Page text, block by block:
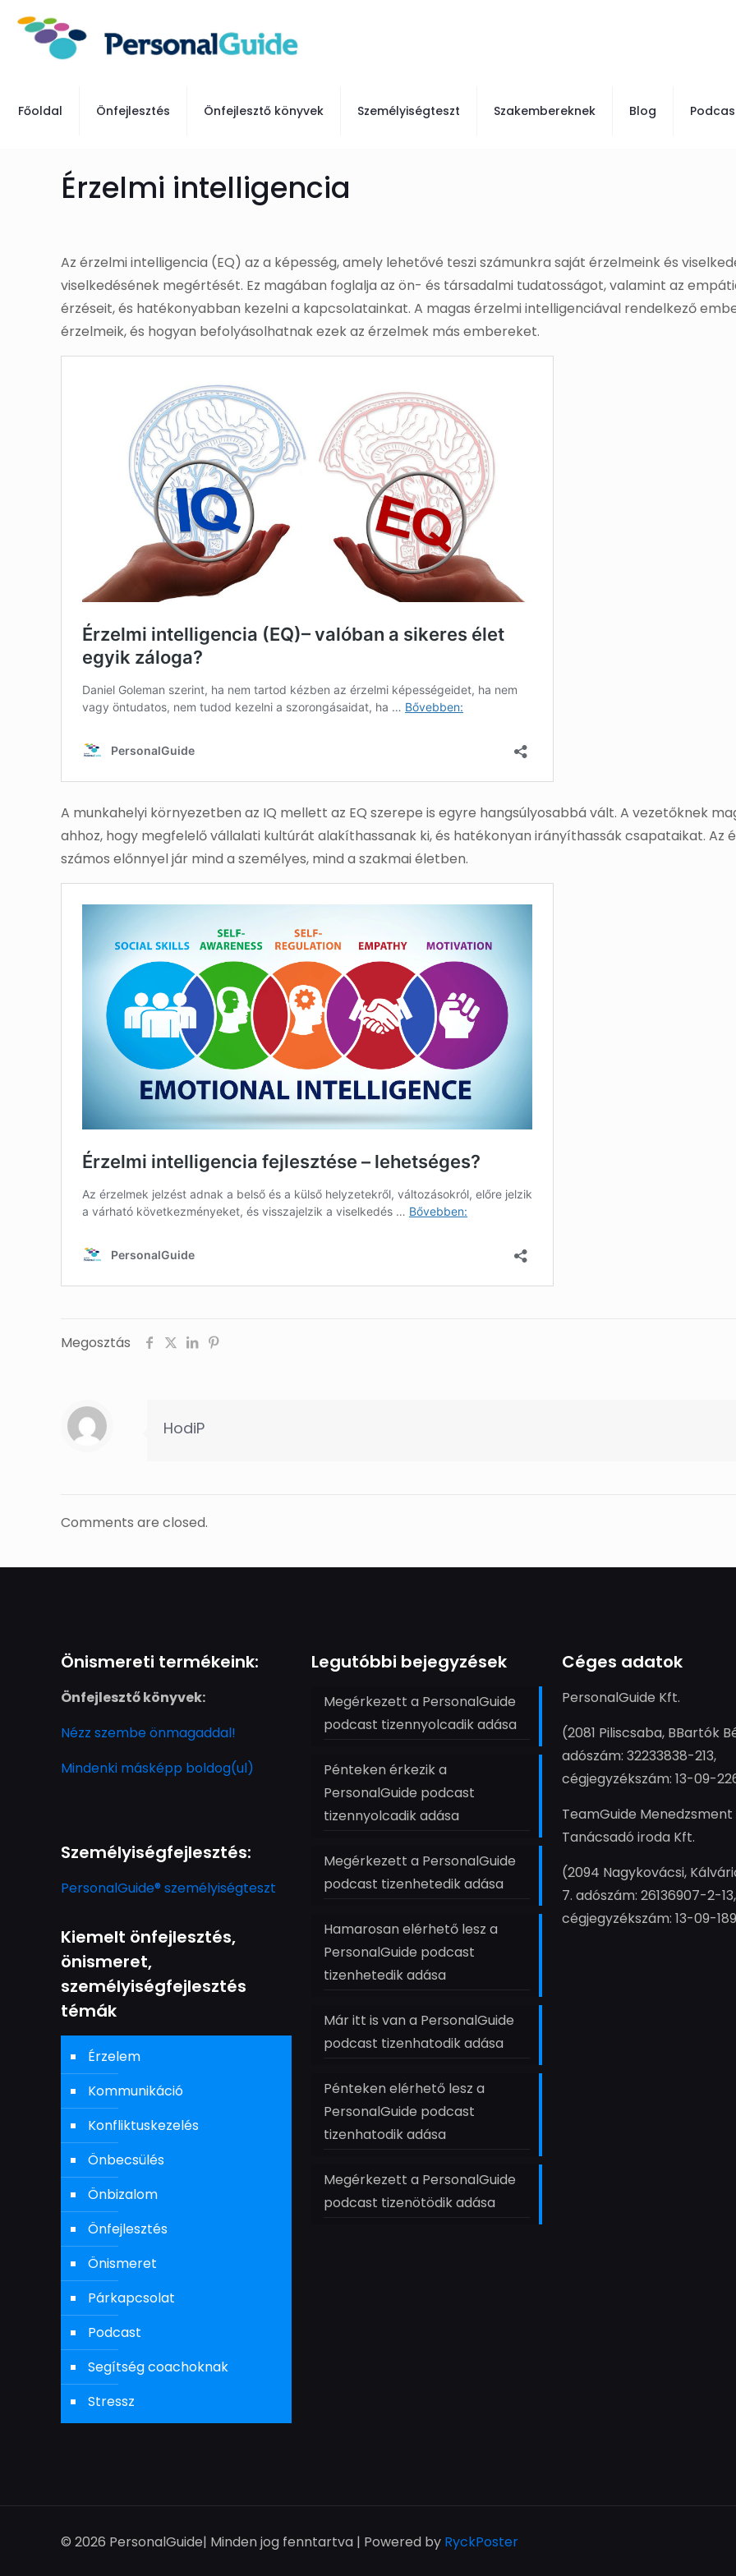
Főoldal Önfejlesztés Önfejlesztő könyvek Személyiségteszt Szakembereknek Blog
Érzelmi intelligencia
Az érzelmi intelligencia (EQ) az a képesség, amely lehetővé teszi számunkra saját érzelmeink és
viselkedésének megértését. Ez magában foglalja az ön- és társadalmi tudatosságot, valamint az
érzéseit, és hatékonyabban kezelni a kapcsolatainkat. A magas érzelmi intelligenciával rendelkező
érzelmeik, és hogyan befolyásolhatnak ezek az érzelmek más embereket.
A munkahelyi környezetben az IQ mellett az EQ szerepe is egyre hangsúlyosabbá vált. A vezetőknek
ahhoz, hogy megfelelő vállalati kultúrát alakíthassanak ki, és hatékonyan irányíthassák csapataikat. Az
számos előnnyel jár mind a személyes, mind a szakmai életben.
Megosztás
HodiP
Comments are closed.
Önismereti termékeink:
Önfejlesztő könyvek:
Nézz szembe önmagaddal!
Mindenki másképp boldog(ul)
Személyiségfejlesztés:
PersonalGuide® személyiségteszt
Kiemelt önfejlesztés,
önismeret,
személyiségfejlesztés
témák
Érzelem
Kommunikáció
Konfliktuskezelés
Önbecsülés
Önbizalom
Önfejlesztés
Önismeret
Párkapcsolat
Podcast
Segítség coachoknak
Stressz
Legutóbbi bejegyzések
Megérkezett a PersonalGuide
podcast tizennyolcadik adása
Pénteken érkezik a
PersonalGuide podcast
tizennyolcadik adása
Megérkezett a PersonalGuide
podcast tizenhetedik adása
Hamarosan elérhető lesz a
PersonalGuide podcast
tizenhetedik adása
Már itt is van a PersonalGuide
podcast tizenhatodik adása
Pénteken elérhető lesz a
PersonalGuide podcast
tizenhatodik adása
Megérkezett a PersonalGuide
podcast tizenötödik adása
Céges adatok
PersonalGuide Kft.
(2081 Piliscsaba, BBartók
adószám: 32233838-213,
cégjegyzékszám: 13-09-
TeamGuide Menedzsment
Tanácsadó iroda Kft.
(2094 Nagykovácsi,
7. adószám: 26136907-2-13,
cégjegyzékszám: 13-09-
© 2026 PersonalGuide| Minden jog fenntartva | Powered by RyckPoster